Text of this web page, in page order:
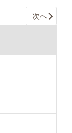
次へ